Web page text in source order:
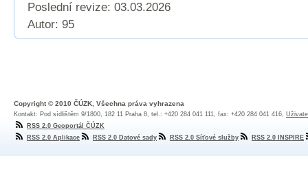
Poslední revize: 03.03.2026
Autor: 95
Copyright © 2010 ČÚZK, Všechna práva vyhrazena
Kontakt: Pod sídlištěm 9/1800, 182 11 Praha 8, tel.: +420 284 041 111, fax: +420 284 041 416,
RSS 2.0 Geoportál ČÚZK
RSS 2.0 Aplikace
RSS 2.0 Datové sady RSS 2.0 Síťové služby RSS 2.0 INSPIRE